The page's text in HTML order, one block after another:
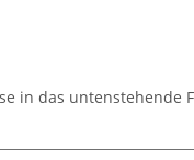
in das untenstehende